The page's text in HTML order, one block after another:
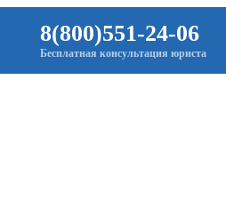
8(800)551-24-06
Бесплатная консультация юриста